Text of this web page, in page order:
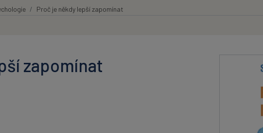
Proč je někdy lepší zapomínat
zapomínat